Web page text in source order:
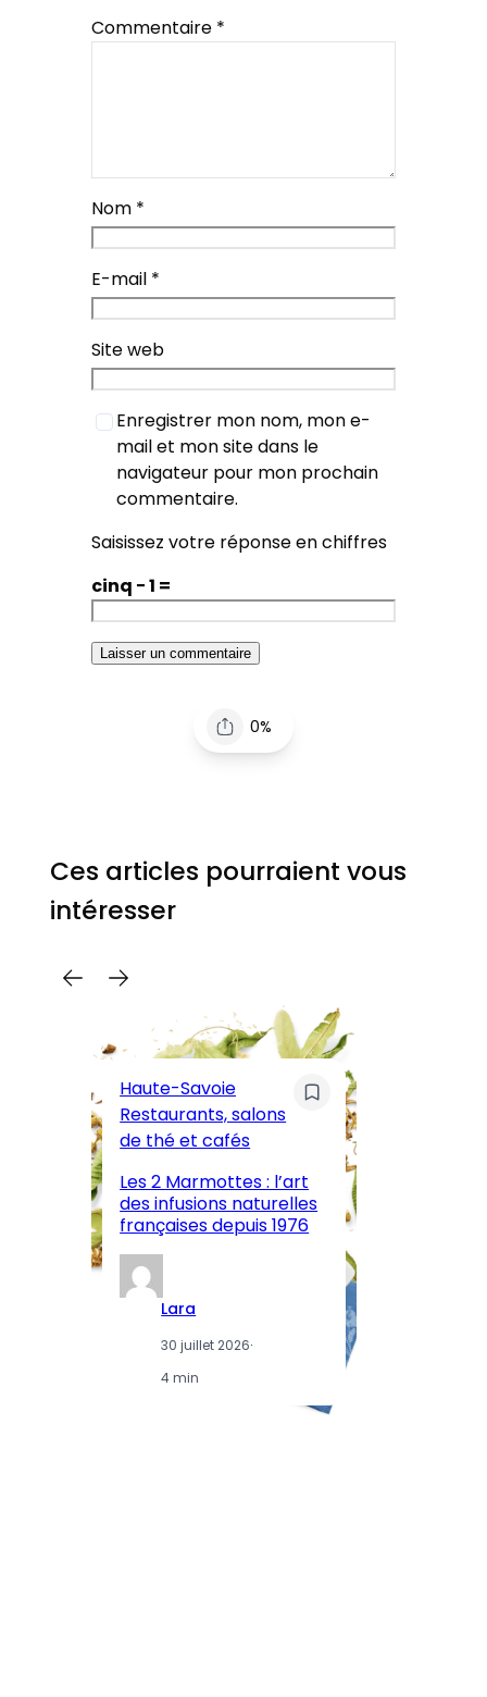
Commentaire *
Nom *
E-mail *
Site web
Enregistrer mon nom, mon e-
mail et mon site dans le
navigateur pour mon prochain
commentaire.
Saisissez votre réponse en chiffres
cinq − 1 =
0%
Ces articles pourraient vous
intéresser
Haute-Savoie
Restaurants, salons
de thé et cafés
Les 2 Marmottes : l’art
des infusions naturelles
françaises depuis 1976
Lara
30 juillet 2026·
4 min